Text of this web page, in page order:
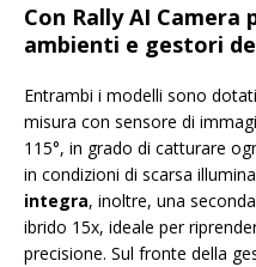
Con Rally AI Camera
ambienti e gestori
Entrambi i modelli sono
misura con sensore di
115°, in grado di catturare
in condizioni di scarsa
integra, inoltre, una
ibrido 15x, ideale per
precisione. Sul fronte della